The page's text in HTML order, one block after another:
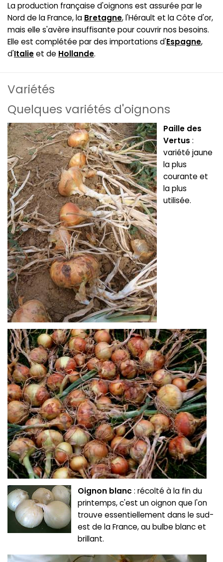
La production française d'oignons est assurée par le
Nord de la France, la Bretagne, l'Hérault et la Côte d'or,
mais elle s'avère insuffisante pour couvrir nos besoins.
Elle est complétée par des importations d'Espagne,
d'Italieet de Hollande.
Variétés
Quelques variétés d'oignons
Paille des
Vertus :
variété jaune
la plus
courante et
la plus
utilisée.
Oignon blanc : récolté à la fin du
printemps, c'est un oignon que l'on
trouve essentiellement dans le sud-
est de la France, au bulbe blanc et
brillant.